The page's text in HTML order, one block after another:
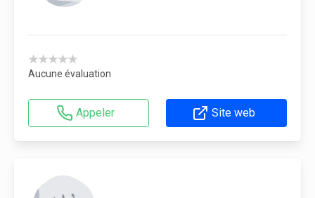
★★★★★
Aucune évaluation
Appeler Site web